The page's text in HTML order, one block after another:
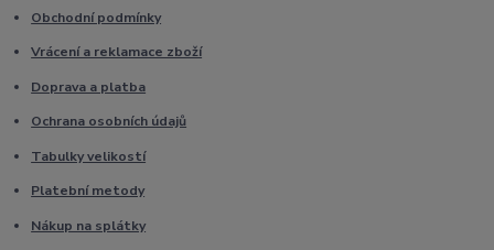
Obchodní podmínky
Vrácení a reklamace zboží
Doprava a platba
Ochrana osobních údajů
Tabulky velikostí
Platební metody
Nákup na splátky